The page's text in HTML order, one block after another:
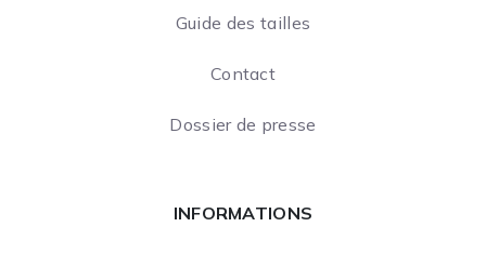
Guide des tailles
Contact
Dossier de presse
INFORMATIONS